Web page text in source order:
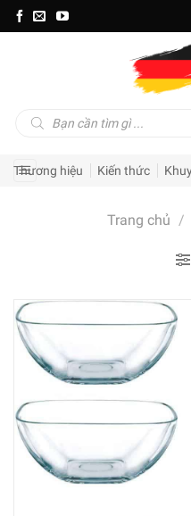
Skip
to
kiếm
Thương hiệu Kiến thức
Trang chủ /